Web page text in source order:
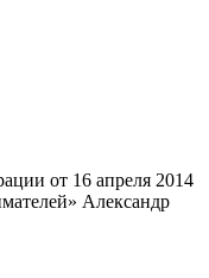
от 16 апреля 2014
Александр